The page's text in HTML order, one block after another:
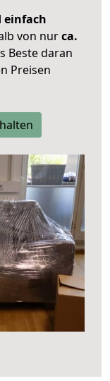
einfach
von nurca.
Beste daran
Preisen